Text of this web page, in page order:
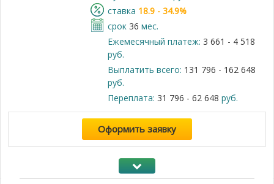
cтавка 18.9 - 34.9%
срок 36 мес.
Ежемесячный платеж: 3 661 - 4 518
руб.
Выплатить всего: 131 796 - 162 648
руб.
Переплата: 31 796 - 62 648 руб.
Оформить заявку